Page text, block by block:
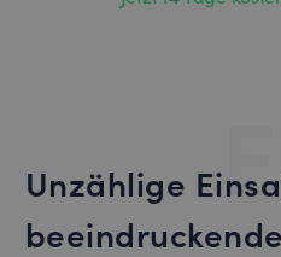
Unzählige